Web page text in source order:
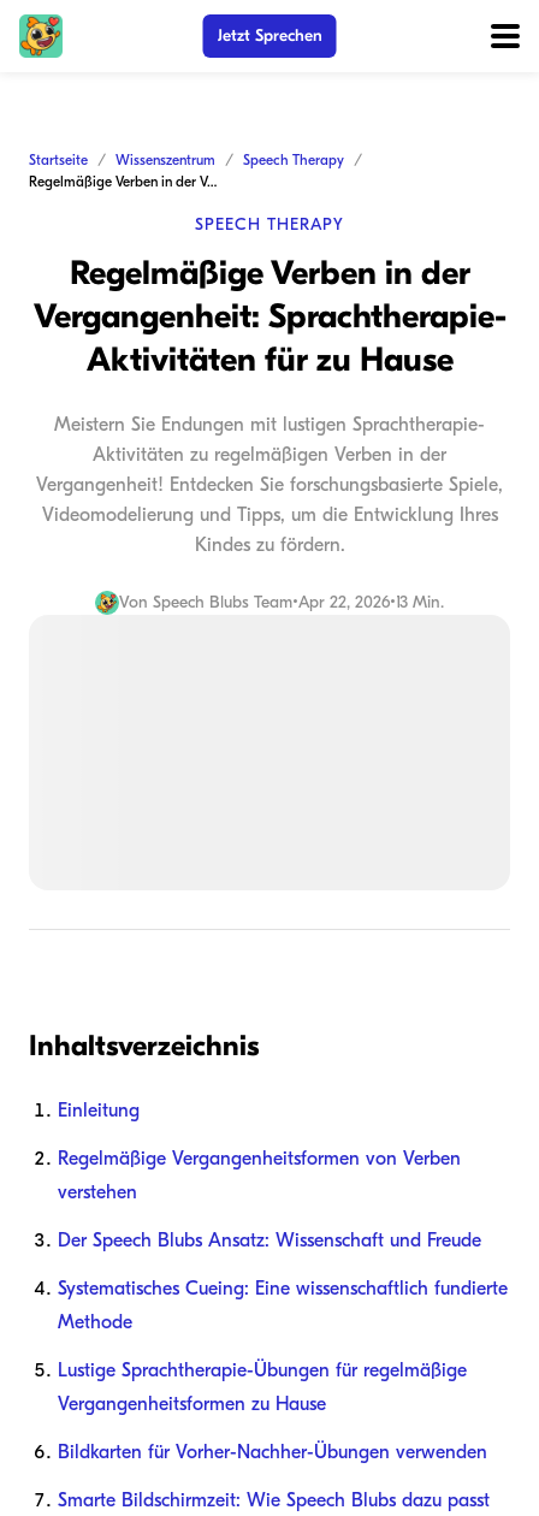
Jetzt Sprechen
Startseite Wissenszentrum
Speech Therapy
Regelmäßige Verben in der Vergangenheit: Sprachtherapie-Aktivitäten für zu Hause
SPEECH THERAPY
Regelmäßige Verben in der
Vergangenheit: Sprachtherapie-
Aktivitäten für zu Hause
Meistern Sie Endungen mit lustigen Sprachtherapie-
Aktivitäten zu regelmäßigen Verben in der
Vergangenheit! Entdecken Sie forschungsbasierte Spiele,
Videomodelierung und Tipps, um die Entwicklung Ihres
Kindes zu fördern.
Von Speech Blubs Team•Apr 22, 2026•13 Min.
Inhaltsverzeichnis
Einleitung
Regelmäßige Vergangenheitsformen von Verben
verstehen
Der Speech Blubs Ansatz: Wissenschaft und Freude
Systematisches Cueing: Eine wissenschaftlich fundierte
Methode
Lustige Sprachtherapie-Übungen für regelmäßige
Vergangenheitsformen zu Hause
Bildkarten für Vorher-Nachher-Übungen verwenden
Smarte Bildschirmzeit: Wie Speech Blubs dazu passt